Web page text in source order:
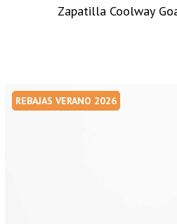
Zapatilla Coolway
REBAJAS VERANO 2026